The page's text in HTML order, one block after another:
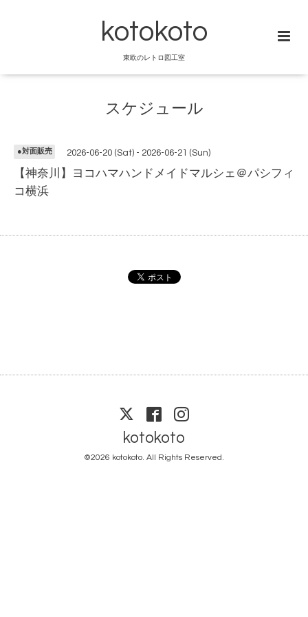
kotokoto
東欧のレトロ図工室
スケジュール
●対面販売 2026-06-20 (Sat) - 2026-06-21 (Sun)
【神奈川】ヨコハマハンドメイドマルシェ＠パシフィ
コ横浜
kotokoto
©2026 kotokoto. All Rights Reserved.